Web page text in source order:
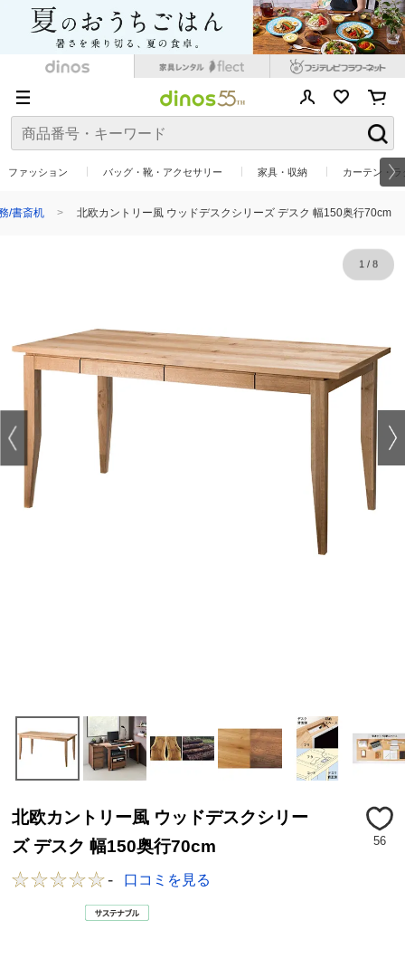
ファッション バッグ・靴・アクセサリー 家具・収納 カーテン・
/書斎机 北欧カントリー風 ウッドデスクシリーズ デスク 幅150奥行70cm
1/ 8
北欧カントリー風 ウッドデスクシリー
ズ デスク 幅150奥行70cm
56
- 口コミを見る